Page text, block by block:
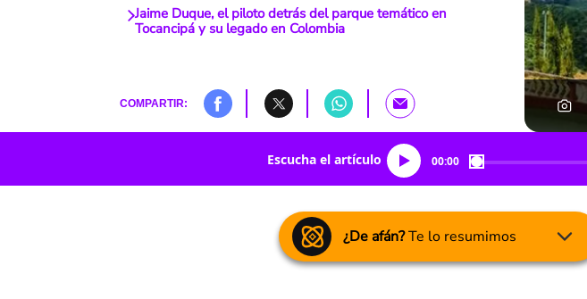
Jaime Duque, el piloto detrás del parque temático en
Tocancipá y su legado en Colombia
COMPARTIR:
Escucha el artículo 00:00
¿De afán?Te lo resumimos